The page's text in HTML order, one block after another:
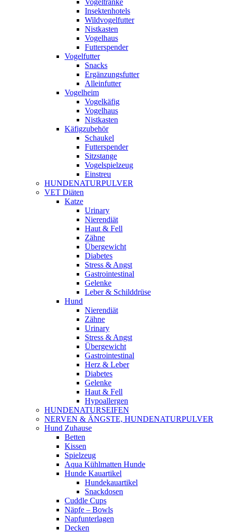
Vogeltränke
Insektenhotels
Wildvogelfutter
Nistkasten
Vogelhaus
Futterspender
Vogelfutter
Snacks
Ergänzungsfutter
Alleinfutter
Vogelheim
Vogelkäfig
Vogelhaus
Nistkasten
Käfigzubehör
Schaukel
Futterspender
Sitzstange
Vogelspielzeug
Einstreu
HUNDENATURPULVER
VET Diäten
Katze
Urinary
Nierendiät
Haut & Fell
Zähne
Übergewicht
Diabetes
Stress & Angst
Gastrointestinal
Gelenke
Leber & Schilddrüse
Hund
Nierendiät
Zähne
Urinary
Stress & Angst
Übergewicht
Gastrointestinal
Herz & Leber
Diabetes
Gelenke
Haut & Fell
Hypoallergen
HUNDENATURSEIFEN
NERVEN & ÄNGSTE, HUNDENATURPULVER
Hund Zuhause
Betten
Kissen
Spielzeug
Aqua Kühlmatten Hunde
Hunde Kauartikel
Hundekauartikel
Snackdosen
Cuddle Cups
Näpfe – Bowls
Napfunterlagen
Decken